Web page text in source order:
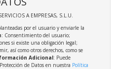
A EMPRESAS, S.L.U.
por el usuario y enviarle la
: Consentimiento del usuario;
si existe una obligación legal;
así como otros derechos, como se
Adicional: Puede
de Datos en nuestra Política